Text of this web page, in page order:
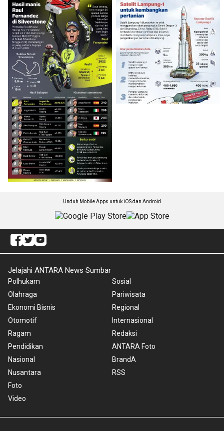
Unduh Mobile Apps untuk iOS dan Android
Jelajahi ANTARA News Sumbar
Polhukam
Olahraga
Ekonomi Bisnis
Otomotif
Ragam
Pendidikan
Nasional
Nusantara
Foto
Video
Sosial
Pariwisata
Regional
Internasional
Redaksi
ANTARA Foto
BrandA
RSS